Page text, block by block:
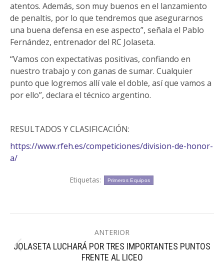
atentos. Además, son muy buenos en el lanzamiento
de penaltis, por lo que tendremos que asegurarnos
una buena defensa en ese aspecto”, señala el Pablo
Fernández, entrenador del RC Jolaseta.
“Vamos con expectativas positivas, confiando en
nuestro trabajo y con ganas de sumar. Cualquier
punto que logremos allí vale el doble, así que vamos a
por ello”, declara el técnico argentino.
RESULTADOS Y CLASIFICACIÓN:
https://www.rfeh.es/competiciones/division-de-honor-
a/
Etiquetas: Primeros Equipos
entre
publicaciones
ANTERIOR
Publicación
anterior:
JOLASETA LUCHARÁ POR TRES IMPORTANTES PUNTOS
FRENTE AL LICEO